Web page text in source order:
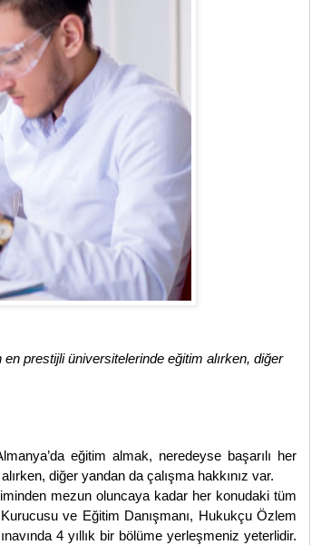
prestijli üniversitelerinde eğitim alırken, diğer
eğitim almak, neredeyse başarılı her
diğer yandan da çalışma hakkınız var.
mezun oluncaya kadar her konudaki tüm
ve Eğitim Danışmanı, Hukukçu Özlem
4 yıllık bir bölüme yerleşmeniz yeterlidir.